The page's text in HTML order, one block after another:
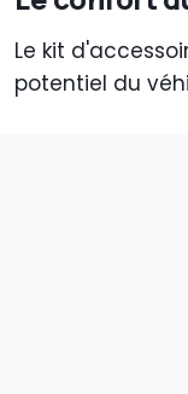
Le kit
potentiel du